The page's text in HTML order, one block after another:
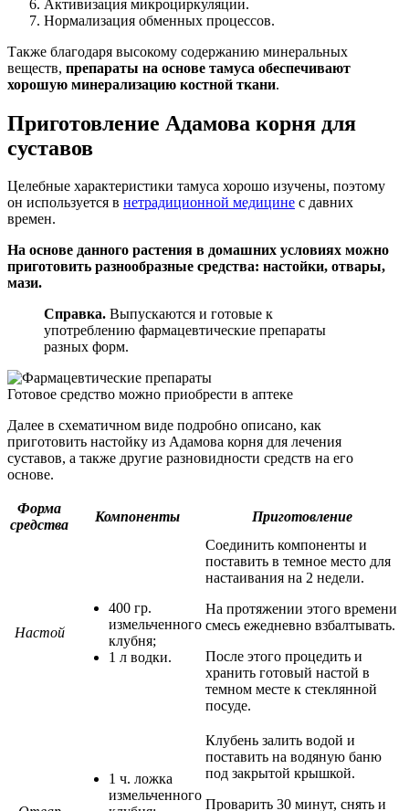
Активизация микроциркуляции.
Нормализация обменных процессов.
Также благодаря высокому содержанию минеральных
веществ, препараты на основе тамуса обеспечивают
хорошую минерализацию костной ткани.
Приготовление Адамова корня для
суставов
Целебные характеристики тамуса хорошо изучены, поэтому
он используется в нетрадиционной медицине с давних
времен.
На основе данного растения в домашних условиях можно
приготовить разнообразные средства: настойки, отвары,
мази.
Справка. Выпускаются и готовые к
употреблению фармацевтические препараты
разных форм.
Готовое средство можно приобрести в аптеке
Далее в схематичном виде подробно описано, как
приготовить настойку из Адамова корня для лечения
суставов, а также другие разновидности средств на его
основе.
Форма
средства
Компоненты Приготовление
Настой
400 гр.
измельченного
клубня;
1 л водки.
Соединить компоненты и
поставить в темное место для
настаивания на 2 недели.
На протяжении этого времени
смесь ежедневно взбалтывать.
После этого процедить и
хранить готовый настой в
темном месте к стеклянной
посуде.
1 ч. ложка
измельченного
Клубень залить водой и
поставить на водяную баню
под закрытой крышкой.
Проварить 30 минут, снять и